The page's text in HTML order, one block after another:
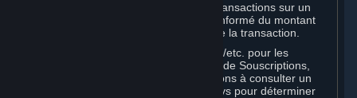
Valve peut facturer des frais pour les transactions sur un
Marché de Souscriptions. Vous serez informé du montant
de ces frais avant toute confirmation de la transaction.
Valve perçoit la taxe de vente/TVA/TPS/etc. pour les
transactions effectuées sur un Marché de Souscriptions,
conformément à la loi. Nous vous invitons à consulter un
spécialiste de la fiscalité dans votre pays pour déterminer